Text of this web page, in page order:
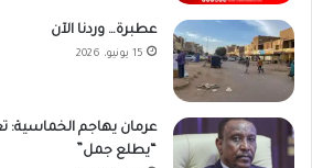
عطبرة… وردنا الآن
15 يونيو، 2026
عرمان يهاجم الخماسية:
“يطلع جمل”